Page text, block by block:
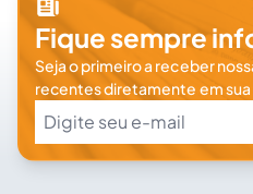
Fique sempre
Seja o primeiro a receber
recentes diretamente em sua